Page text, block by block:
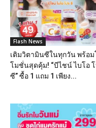
Flash News
เติมวิตามินซีในทุกวัน พร้อม
โมชั่นสุดคุ้ม! “บีไชน์ ไบโอ
ซี” ซื้อ 1 แถม 1 เพียง...